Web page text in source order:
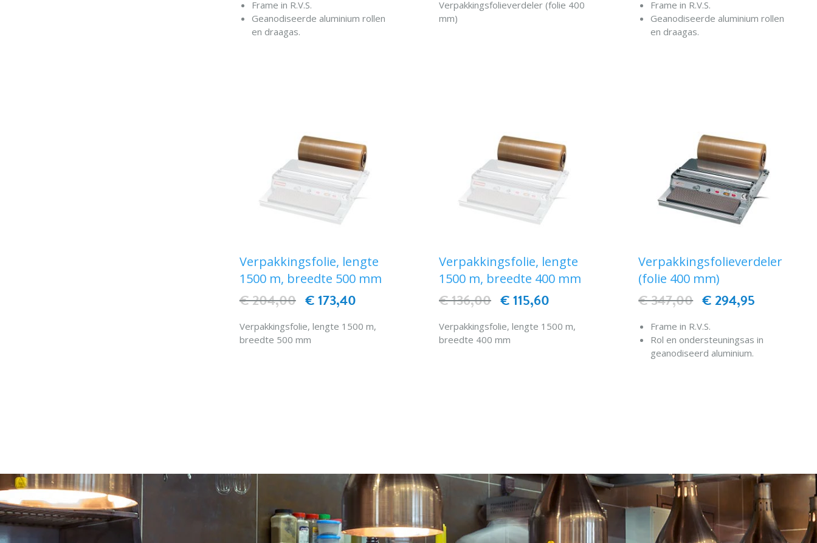
Frame in R.V.S.
Geanodiseerde aluminium rollen
en draagas.
Verpakkingsfolieverdeler (folie 400
mm)
Frame in R.V.S.
Geanodiseerde aluminium rollen
en draagas.
Verpakkingsfolie, lengte
1500 m, breedte 500 mm
€ 173,40
€ 204,00
Verpakkingsfolie, lengte 1500 m,
breedte 500 mm
Verpakkingsfolie, lengte
1500 m, breedte 400 mm
€ 115,60
€ 136,00
Verpakkingsfolie, lengte 1500 m,
breedte 400 mm
Verpakkingsfolieverdeler
(folie 400 mm)
€ 294,95
€ 347,00
Frame in R.V.S.
Rol en ondersteuningsas in
geanodiseerd aluminium.